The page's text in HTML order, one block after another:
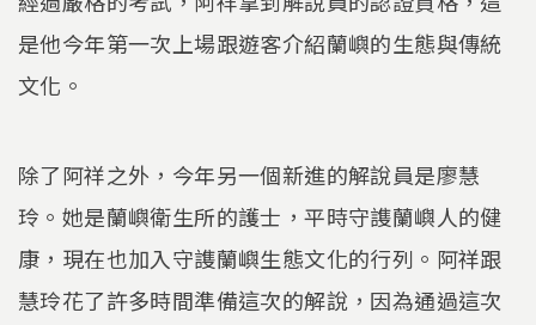
是他今年第一次上場跟遊客介紹蘭嶼的生態與傳統
文化。
除了阿祥之外，今年另一個新進的解說員是廖慧
玲。她是蘭嶼衛生所的護士，平時守謢蘭嶼人的健
康，現在也加入守謢蘭嶼生態文化的行列。阿祥跟
慧玲花了許多時間準備這次的解說，因為通過這次